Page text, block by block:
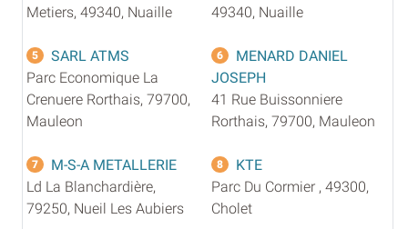
Metiers, 49340, Nuaille
49340, Nuaille
5
SARL ATMS
Parc Economique La
Crenuere Rorthais, 79700,
Mauleon
6
MENARD DANIEL
JOSEPH
41 Rue Buissonniere
Rorthais, 79700, Mauleon
7
M-S-A METALLERIE
Ld La Blanchardière,
79250, Nueil Les Aubiers
8
KTE
Parc Du Cormier , 49300,
Cholet